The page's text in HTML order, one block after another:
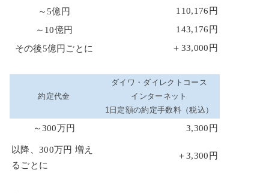
～5億円
110,176円
～10億円
143,176円
その後5億円ごとに
＋33,000円
約定代金
ダイワ・ダイレクトコース
インターネット
1日定額の約定手数料（税込）
～300万円 3,300円
以降、300万円 増え
るごとに
＋3,300円